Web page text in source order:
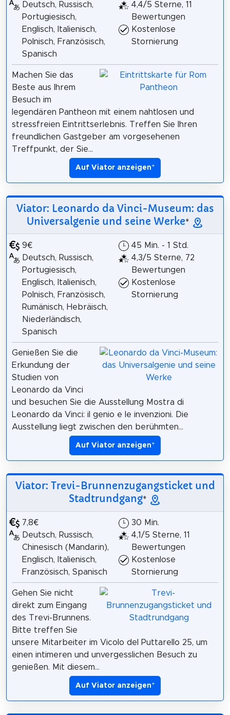
Deutsch, Russisch,
Portugiesisch,
Englisch, Italienisch,
Polnisch, Französisch,
Spanisch
4,4/5 Sterne, 11
Bewertungen
Kostenlose
Stornierung
Machen Sie das
Beste aus Ihrem
Besuch im
legendären Pantheon mit einem nahtlosen und
stressfreien Eintrittserlebnis. Treffen Sie Ihren
freundlichen Gastgeber am vorgesehenen
Treffpunkt, der Sie...
Auf Viator anzeigen*
Viator: Leonardo da Vinci-Museum: das
Universalgenie und seine Werke*
9€
Deutsch, Russisch,
Portugiesisch,
Englisch, Italienisch,
Polnisch, Französisch,
Rumänisch, Hebräisch,
Niederländisch,
Spanisch
45 Min. - 1 Std.
4,3/5 Sterne, 72
Bewertungen
Kostenlose
Stornierung
Genießen Sie die
Erkundung der
Studien von
Leonardo da Vinci
und besuchen Sie die Ausstellung Mostra di
Leonardo da Vinci: il genio e le invenzioni. Die
Ausstellung liegt zwischen den berühmten...
Auf Viator anzeigen*
Viator: Trevi-Brunnenzugangsticket und
Stadtrundgang*
7,8€
Deutsch, Russisch,
Chinesisch (Mandarin),
Englisch, Italienisch,
Französisch, Spanisch
30 Min.
4,1/5 Sterne, 11
Bewertungen
Kostenlose
Stornierung
Gehen Sie nicht
direkt zum Eingang
des Trevi-Brunnens.
Bitte treffen Sie
unsere Mitarbeiter im Vicolo del Puttarello 25, um
einen intimeren und unvergesslichen Besuch zu
genießen. Mit diesem...
Auf Viator anzeigen*